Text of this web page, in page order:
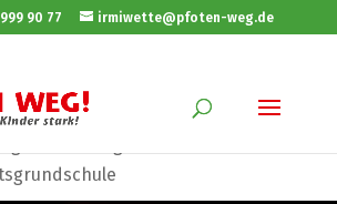
90 77 irmiwette@pfoten-weg.de
Startseite» Veranstaltungen